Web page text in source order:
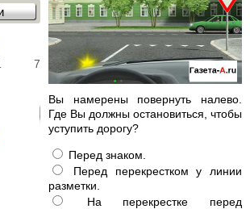
Вы намерены повернуть налево.
Где Вы должны остановиться, чтобы
уступить дорогу?
Перед знаком.
Перед перекрестком у линии
разметки.
На перекрестке перед
Stonewell
STW 120 H/S
7x16 ET37 d67.1
Tech-Line
602 Sil
7x16 ET35 d57.1